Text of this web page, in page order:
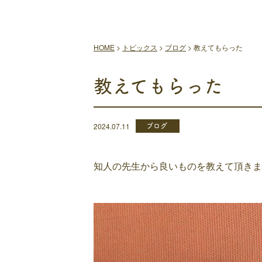
HOME > トピックス > ブログ > 教えてもらった
教えてもらった
2024.07.11 ブログ
知人の先生から良いものを教えて頂き